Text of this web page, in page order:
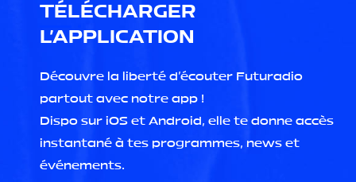
TÉLÉCHARGER
L'APPLICATION
Découvre la liberté d'écouter Futuradio
partout avec notre app !
Dispo sur iOS et Android, elle te donne accès
instantané à tes programmes, news et
événements.